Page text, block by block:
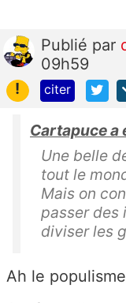
Publié par
09h59
!
citer
Cartapuce a
Une belle
tout le
Mais on
passer des
diviser les
Ah le